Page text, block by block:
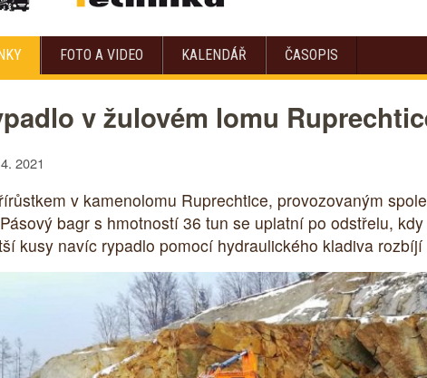
FOTO A VIDEO KALENDÁŘ ČASOPIS
v žulovém lomu
2021
v kamenolomu Ruprechtice, provozovaným
bagr s hmotností 36 tun se uplatní po odstřelu,
kusy navíc rypadlo pomocí hydraulického kladiva